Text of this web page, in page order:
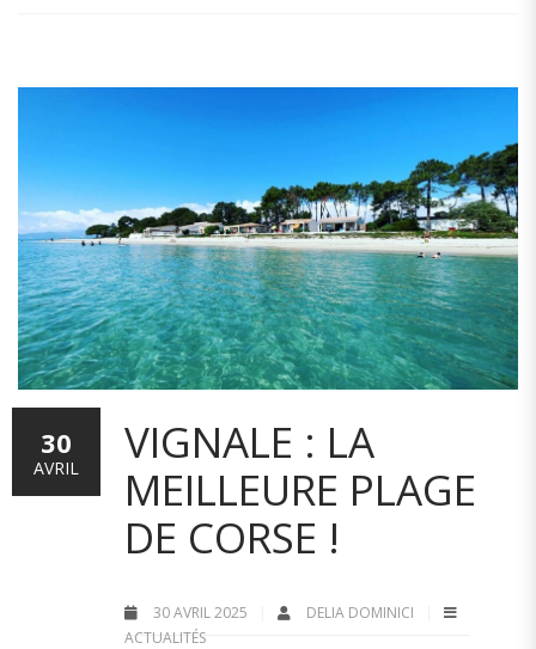
VIGNALE : LA
MEILLEURE PLAGE
DE CORSE !
30 AVRIL 2025
DELIA DOMINICI
ACTUALITÉS
30
AVRIL